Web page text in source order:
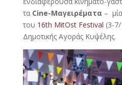
τα Cine-Μαγειρέματα –
του 16th MitOst Festival (3-7/
Δημοτικής Αγοράς Κυψέλης.